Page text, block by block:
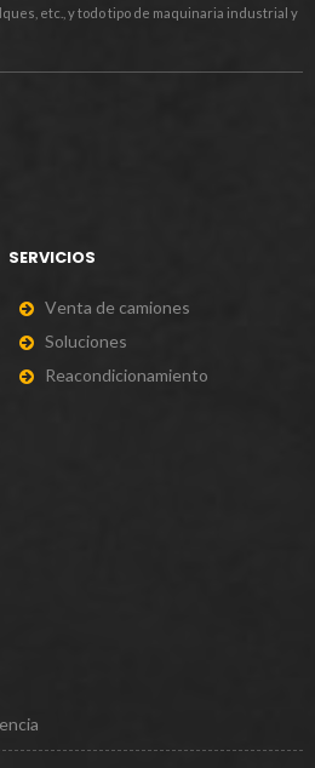
etc., y todo tipo de maquinaria industrial y
SERVICIOS
Venta de camiones
Soluciones
Reacondicionamiento